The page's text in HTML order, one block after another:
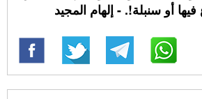
أو سنبلة!. - إلهام المجيد